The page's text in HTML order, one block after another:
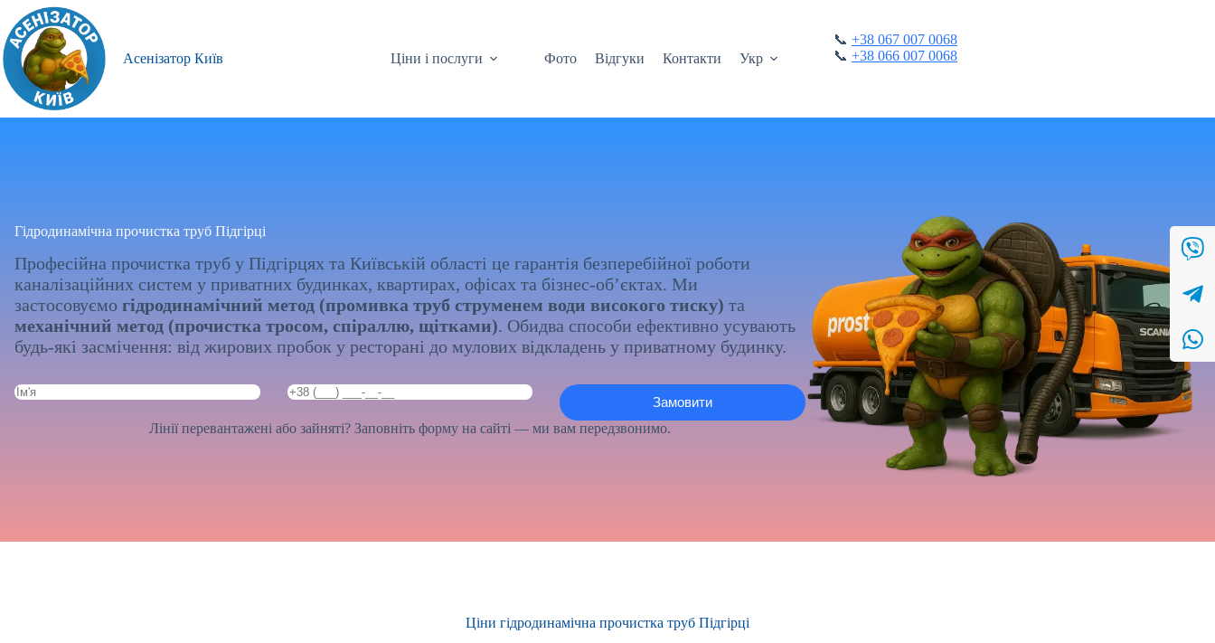
Перейти
вмісту
Асенізатор Київ
Ціни і послуги Фото Відгуки Контакти Укр
📞 +38 067 007 0068
📞 +38 066 007 0068
Гідродинамічна прочистка труб Підгірці
Професійна прочистка труб у Підгірцях та Київській області це гарантія безперебійної роботи
каналізаційних систем у приватних будинках, квартирах, офісах та бізнес-об’єктах. Ми
застосовуємо гідродинамічний метод (промивка труб струменем води високого тиску) та
механічний метод (прочистка тросом, спіраллю, щітками). Обидва способи ефективно усувають
будь-які засмічення: від жирових пробок у ресторані до мулових відкладень у приватному будинку.
Лінії перевантажені або зайняті? Заповніть форму на сайті — ми вам передзвонимо.
Ціни гідродинамічна прочистка труб Підгірці